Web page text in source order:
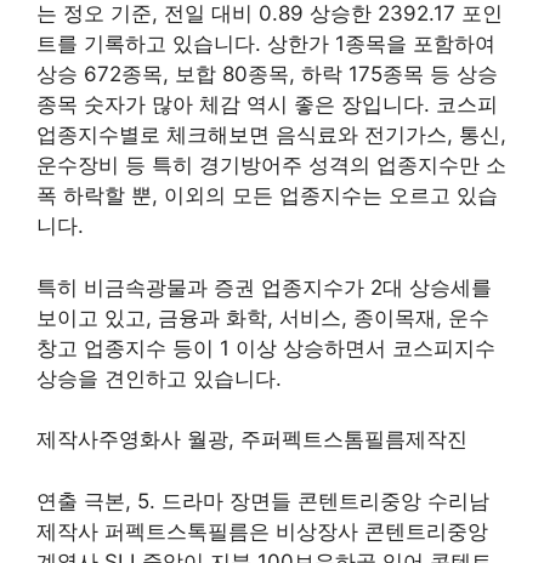
는 정오 기준, 전일 대비 0.89 상승한 2392.17 포인
트를 기록하고 있습니다. 상한가 1종목을 포함하여
상승 672종목, 보합 80종목, 하락 175종목 등 상승
종목 숫자가 많아 체감 역시 좋은 장입니다. 코스피
업종지수별로 체크해보면 음식료와 전기가스, 통신,
운수장비 등 특히 경기방어주 성격의 업종지수만 소
폭 하락할 뿐, 이외의 모든 업종지수는 오르고 있습
니다.
특히 비금속광물과 증권 업종지수가 2대 상승세를
보이고 있고, 금융과 화학, 서비스, 종이목재, 운수
창고 업종지수 등이 1 이상 상승하면서 코스피지수
상승을 견인하고 있습니다.
제작사주영화사 월광, 주퍼펙트스톰필름제작진
연출 극본, 5. 드라마 장면들 콘텐트리중앙 수리남
제작사 퍼펙트스톡필름은 비상장사 콘텐트리중앙